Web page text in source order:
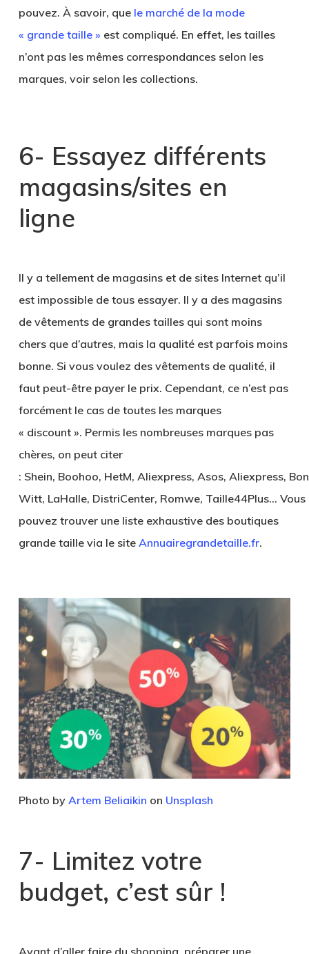
pouvez. À savoir, que le marché de la mode
« grande taille » est compliqué. En effet, les tailles
n’ont pas les mêmes correspondances selon les
marques, voir selon les collections.
6- Essayez différents
magasins/sites en
ligne
Il y a tellement de magasins et de sites Internet qu’il
est impossible de tous essayer. Il y a des magasins
de vêtements de grandes tailles qui sont moins
chers que d’autres, mais la qualité est parfois moins
bonne. Si vous voulez des vêtements de qualité, il
faut peut-être payer le prix. Cependant, ce n’est pas
forcément le cas de toutes les marques
« discount ». Permis les nombreuses marques pas
chères, on peut citer
: Shein, Boohoo, HetM, Aliexpress, Asos, Aliexpress,
Witt, LaHalle, DistriCenter, Romwe, Taille44Plus… Vous
pouvez trouver une liste exhaustive des boutiques
grande taille via le site Annuairegrandetaille.fr.
Photo by Artem Beliaikin on Unsplash
7- Limitez votre
budget, c’est sûr !
Avant d’aller faire du shopping, préparer une